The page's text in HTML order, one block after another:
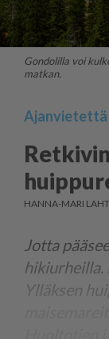
Gondolilla voi
matkan.
Ajanvietettä
HANNA-MARI
Jotta
hikiurheilla.
Ylläksen